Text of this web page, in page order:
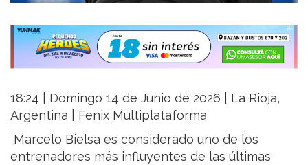
18:24 | Domingo 14 de Junio de 2026 | La Rioja,
Argentina | Fenix Multiplataforma
Marcelo Bielsa es considerado uno de los
entrenadores más influyentes de las últimas